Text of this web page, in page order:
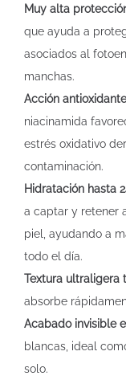
Muy alta
que ayuda a
asociados al
manchas.
Acción
niacinamida
estrés oxidativo
contaminación.
Hidratación hasta
a captar y retener
piel, ayudando a
todo el día.
Textura ultraligera
absorbe
Acabado invisible
blancas, ideal
solo.